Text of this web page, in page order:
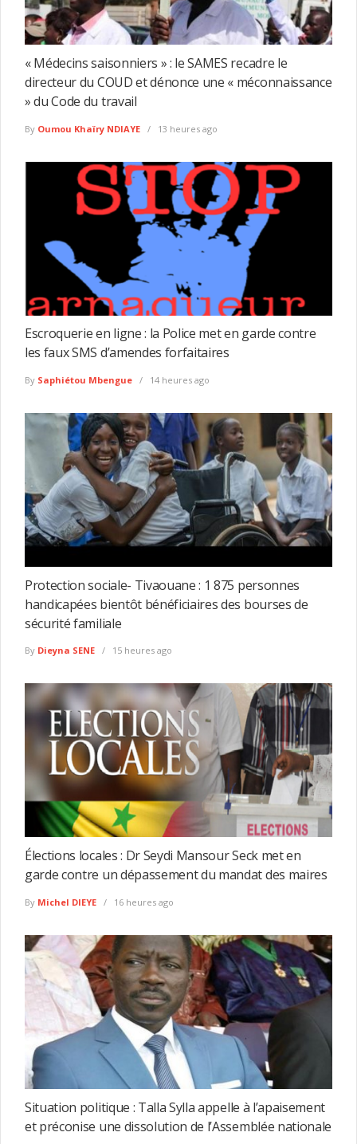
« Médecins saisonniers » : le SAMES recadre le
directeur du COUD et dénonce une « méconnaissance
» du Code du travail
By Oumou Khaïry NDIAYE 13 heures ago
Escroquerie en ligne : la Police met en garde contre
les faux SMS d’amendes forfaitaires
By Saphiétou Mbengue 14 heures ago
Protection sociale- Tivaouane : 1 875 personnes
handicapées bientôt bénéficiaires des bourses de
sécurité familiale
By Dieyna SENE 15 heures ago
Élections locales : Dr Seydi Mansour Seck met en
garde contre un dépassement du mandat des maires
By Michel DIEYE 16 heures ago
Situation politique : Talla Sylla appelle à l’apaisement
et préconise une dissolution de l’Assemblée nationale